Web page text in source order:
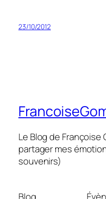
23/10/2012
Le Blog de Françoise
partager mes
souvenirs)